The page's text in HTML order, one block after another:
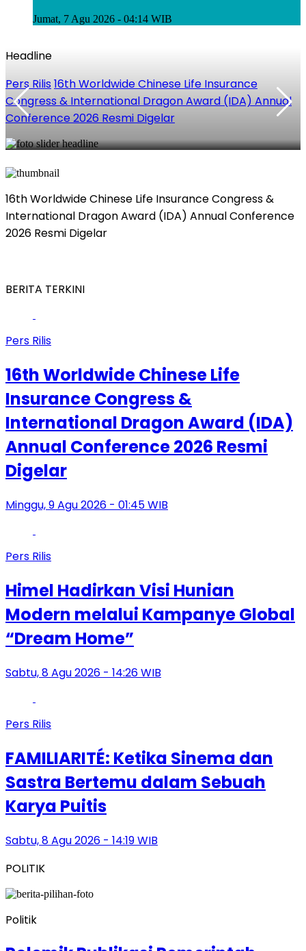
Jumat, 7 Agu 2026 - 04:14 WIB
Headline
Pers Rilis16th Worldwide Chinese Life Insurance
Congress & International Dragon Award (IDA) Annual
Conference 2026 Resmi Digelar
16th Worldwide Chinese Life Insurance Congress &
International Dragon Award (IDA) Annual Conference
2026 Resmi Digelar
BERITA TERKINI
Pers Rilis
16th Worldwide Chinese Life
Insurance Congress &
International Dragon Award (IDA)
Annual Conference 2026 Resmi
Digelar
Minggu, 9 Agu 2026 - 01:45 WIB
Pers Rilis
Himel Hadirkan Visi Hunian
Modern melalui Kampanye Global
“Dream Home”
Sabtu, 8 Agu 2026 - 14:26 WIB
Pers Rilis
FAMILIARITÉ: Ketika Sinema dan
Sastra Bertemu dalam Sebuah
Karya Puitis
Sabtu, 8 Agu 2026 - 14:19 WIB
POLITIK
Politik